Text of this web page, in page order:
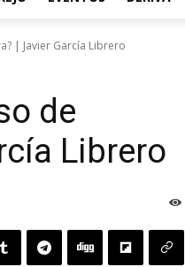
| Javier García Librero
de
Librero